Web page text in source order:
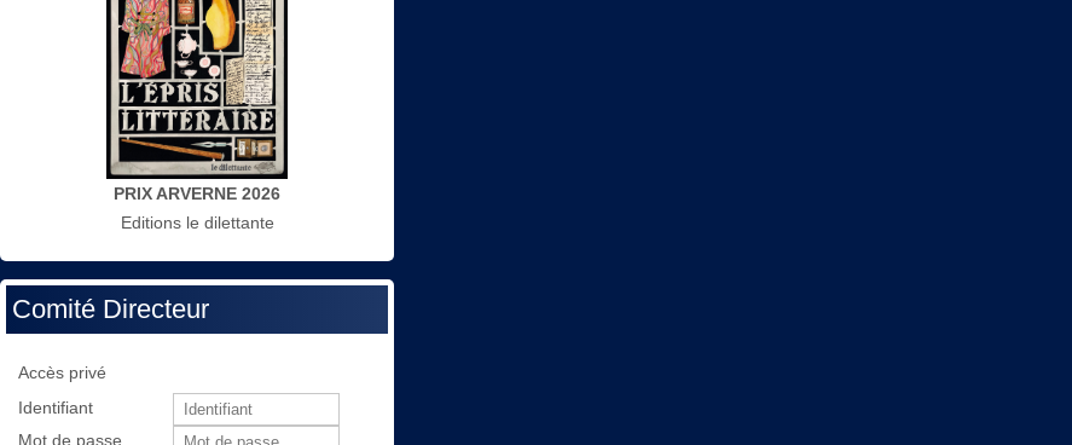
PRIX ARVERNE 2026
Editions le dilettante
Comité Directeur
Accès privé
Identifiant
Mot de passe